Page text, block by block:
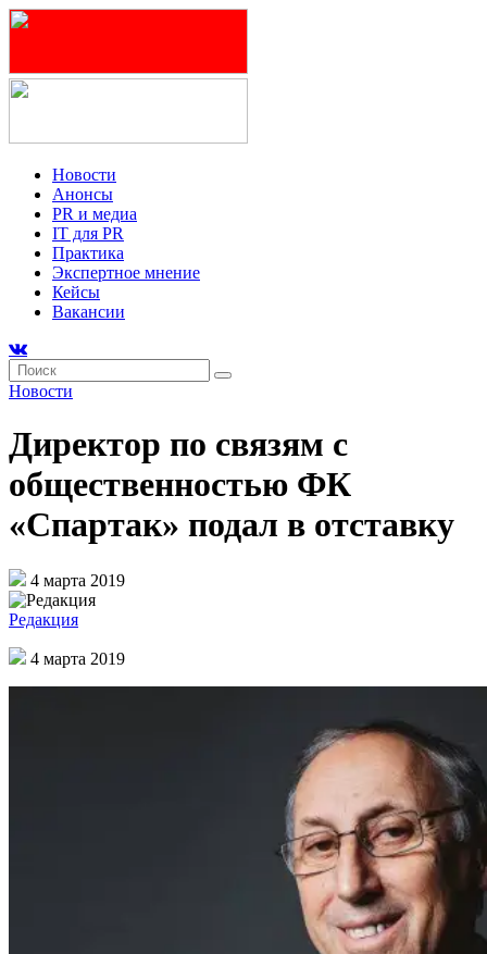
Новости
Анонсы
PR и медиа
IT для PR
Практика
Экспертное мнение
Кейсы
Вакансии
Новости
Директор по связям с
общественностью ФК
«Спартак» подал в отставку
4 марта 2019
Редакция
4 марта 2019